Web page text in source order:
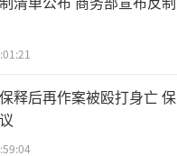
释后再作案被殴打身亡 保